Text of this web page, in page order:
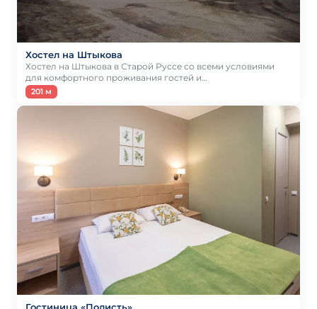
Хостел на Штыкова
Хостел на Штыкова в Старой Руссе со всеми условиями
для комфортного проживания гостей и…
201 м